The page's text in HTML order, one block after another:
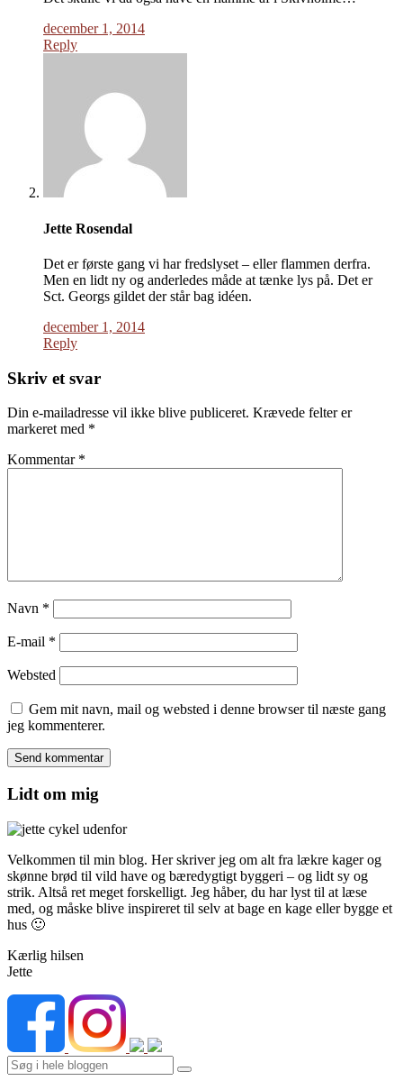
december 1, 2014
Reply
Jette Rosendal
Det er første gang vi har fredslyset – eller flammen derfra.
Men en lidt ny og anderledes måde at tænke lys på. Det er
Sct. Georgs gildet der står bag idéen.
december 1, 2014
Reply
Skriv et svar
Din e-mailadresse vil ikke blive publiceret. Krævede felter er
markeret med *
Kommentar *
Navn *
E-mail *
Websted
Gem mit navn, mail og websted i denne browser til næste gang
jeg kommenterer.
Lidt om mig
Velkommen til min blog. Her skriver jeg om alt fra lækre kager og
skønne brød til vild have og bæredygtigt byggeri – og lidt sy og
strik. Altså ret meget forskelligt. Jeg håber, du har lyst til at læse
med, og måske blive inspireret til selv at bage en kage eller bygge et
hus 🙂
Kærlig hilsen
Jette
Search